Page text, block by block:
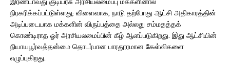
நிரகரிக்கப்பட்டுள்ளது; விளைவாக, நாடு தற்போது ஆட்சி அதிகாரத்தின்
அடிப்படையாக மக்களின் விருப்பத்தை அல்லது சம்மதத்தக்
கொண்டிராத ஓர் அரசியலமைப்பின் கீழ் ஆளப்படுகிறது. இது ஆட்சியின்
நியாயபூர்வத்தன்மை தொடர்பான பாரதூரமான கேள்விகளை
எழுப்புகிறது.